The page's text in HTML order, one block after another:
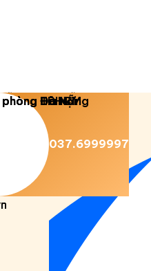
Luật Dương Gia